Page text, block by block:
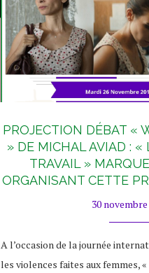
PROJECTION DÉBAT «
» DE MICHAL AVIAD : «
TRAVAIL »
ORGANISANT CETTE
30 novembre
A l’occasion de la journée
les violences faites aux femmes,